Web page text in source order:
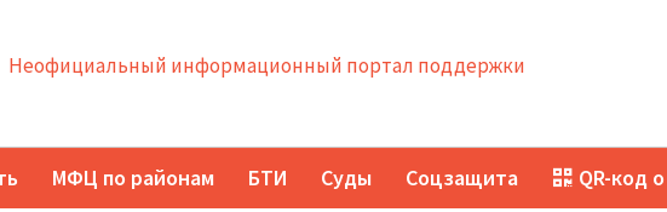
Неофициальный информационный портал поддержки
МФЦ по районам БТИ Суды Соцзащита QR-код